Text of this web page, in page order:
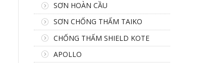
SƠN HOÀN CẦU
SƠN CHỐNG THẤM TAIKO
CHỐNG THẤM SHIELD KOTE
APOLLO